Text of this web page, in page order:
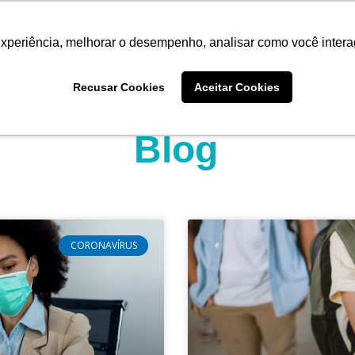
melhorar o desempenho, analisar como você
Recusar Cookies Aceitar Cookies
Blog
CORONAVÍRUS